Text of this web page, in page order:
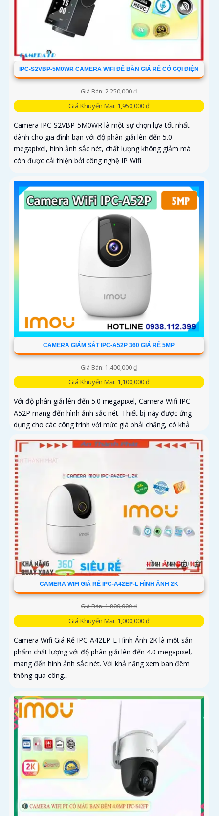
IPC-S2VBP-5M0WR CAMERA WIFI ĐỂ BÀN GIÁ RẺ CÓ GỌI ĐIỆN
Giá Bán: 2,250,000 ₫
Giá Khuyến Mại: 1,950,000 ₫
Camera IPC-S2VBP-5M0WR là một sự chọn lựa tốt nhất
dành cho gia đình bạn với độ phân giải lên đến 5.0
megapixel, hình ảnh sắc nét, chất lượng không giảm mà
còn được cải thiện bởi công nghệ IP Wifi
CAMERA GIÁM SÁT IPC-A52P 360 GIÁ RẺ 5MP
Giá Bán: 1,400,000 ₫
Giá Khuyến Mại: 1,100,000 ₫
Với độ phân giải lên đến 5.0 megapixel, Camera Wifi IPC-
A52P mang đến hình ảnh sắc nét. Thiết bị này được ứng
dụng cho các công trình với mức giá phải chăng, có khả
năng quan...
CAMERA WIFI GIÁ RẺ IPC-A42EP-L HÌNH ẢNH 2K
Giá Bán: 1,800,000 ₫
Giá Khuyến Mại: 1,000,000 ₫
Camera Wifi Giá Rẻ IPC-A42EP-L Hình Ảnh 2K là một sản
phẩm chất lượng với độ phân giải lên đến 4.0 megapixel,
mang đến hình ảnh sắc nét. Với khả năng xem ban đêm
thông qua công...